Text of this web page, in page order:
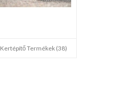
Kertépítő Termékek (38)